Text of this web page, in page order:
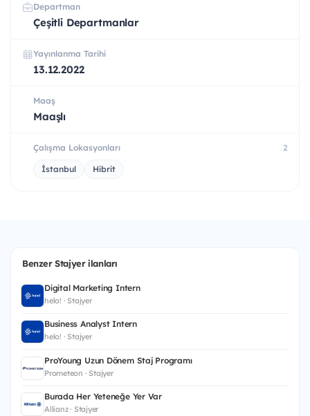
Departman
Çeşitli Departmanlar
Yayınlanma Tarihi
13.12.2022
Maaş
Maaşlı
Çalışma Lokasyonları 2
İstanbul Hibrit
Benzer Stajyer ilanları
Digital Marketing Intern
helo! · Stajyer
Business Analyst Intern
helo! · Stajyer
ProYoung Uzun Dönem Staj Programı
Prometeon · Stajyer
Burada Her Yeteneğe Yer Var
Allianz · Stajyer